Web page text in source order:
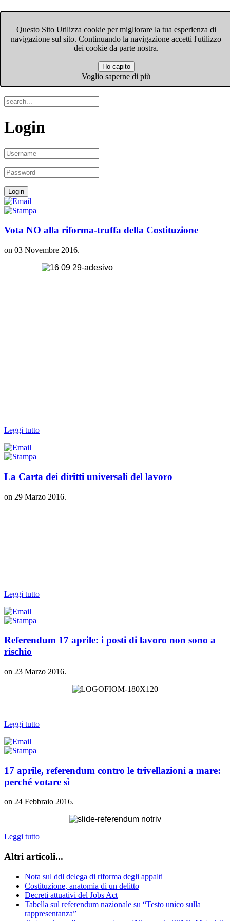
Questo Sito Utilizza cookie per migliorare la tua esperienza di
navigazione sul sito. Continuando la navigazione accetti l'utilizzo
dei cookie da parte nostra.
Ho capito
Voglio saperne di più
Menu
Login
Vota NO alla riforma-truffa della Costituzione
on 03 Novembre 2016.
Leggi tutto
La Carta dei diritti universali del lavoro
on 29 Marzo 2016.
Leggi tutto
Referendum 17 aprile: i posti di lavoro non sono a
rischio
on 23 Marzo 2016.
Leggi tutto
17 aprile, referendum contro le trivellazioni a mare:
perché votare sì
on 24 Febbraio 2016.
Leggi tutto
Altri articoli...
Nota sul ddl delega di riforma degli appalti
Costituzione, anatomia di un delitto
Decreti attuativi del Jobs Act
Tabella sul referendum nazionale su “Testo unico sulla
rappresentanza”